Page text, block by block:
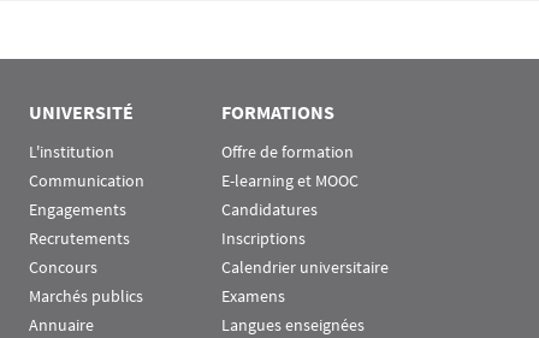
UNIVERSITÉ
L'institution
Communication
Engagements
Recrutements
Concours
Marchés publics
Annuaire
FORMATIONS
Offre de formation
E-learning et MOOC
Candidatures
Inscriptions
Calendrier universitaire
Examens
Langues enseignées